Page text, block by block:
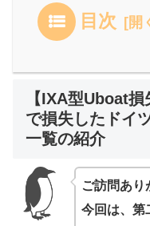
目次
【IXA型Uboat
で損失したドイ
一覧の紹介
ご訪問あり
今回は、第